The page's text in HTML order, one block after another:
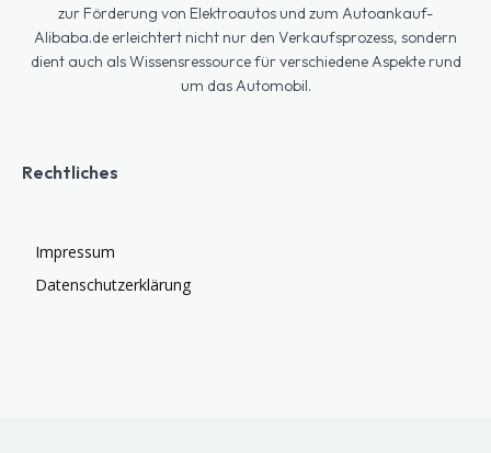
zur Förderung von Elektroautos und zum Autoankauf-
Alibaba.de erleichtert nicht nur den Verkaufsprozess, sondern
dient auch als Wissensressource für verschiedene Aspekte rund
um das Automobil.
Rechtliches
Impressum
Datenschutzerklärung